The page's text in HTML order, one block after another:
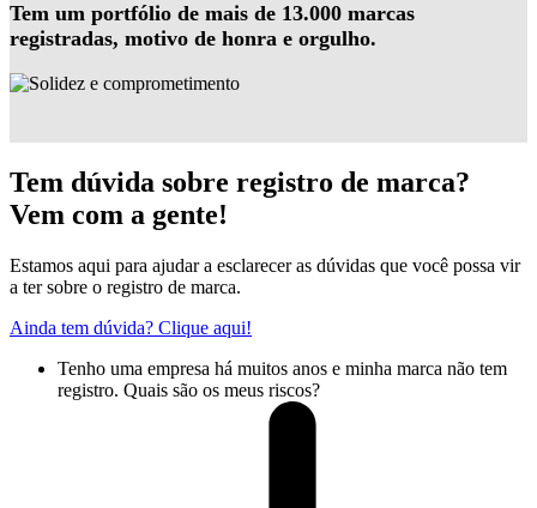
Tem um portfólio de mais de 13.000 marcas
registradas, motivo de honra e orgulho.
Tem dúvida sobre registro de marca?
Vem com a gente!
Estamos aqui para ajudar a esclarecer as dúvidas que você possa vir
a ter sobre o registro de marca.
Ainda tem dúvida? Clique aqui!
Tenho uma empresa há muitos anos e minha marca não tem
registro. Quais são os meus riscos?